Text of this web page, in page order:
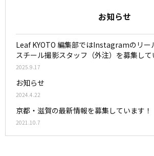
お知らせ
Leaf KYOTO 編集部ではInstagramのリー
スチール撮影スタッフ（外注）を募集して
2025.9.17
お知らせ
2024.4.22
京都・滋賀の最新情報を募集しています！
2021.10.7